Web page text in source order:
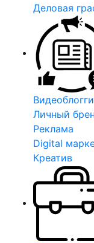
Деловая
Личный
Реклама
Digital
Креатив